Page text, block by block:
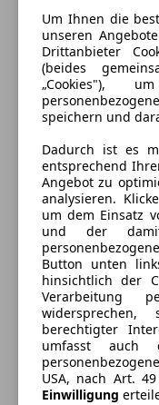
Kraftstoff
Kraftstoffverbrauch
CO₂-Emissionen
Um Ihnen die
unseren
Drittanbieter
(beides
„Cookies"),
speichern und
Dadurch ist es
entsprechend
Angebot zu
analysieren.
um dem Einsatz
und der damit
Button unten
hinsichtlich der
Verarbeitung
berechtigter
umfasst auch
USA, nach Art.
Einwilligung